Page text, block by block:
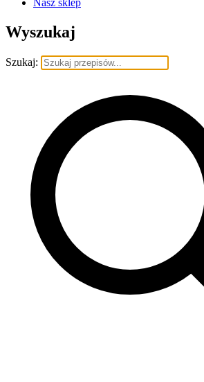
Nasz sklep
Wyszukaj
Szukaj: